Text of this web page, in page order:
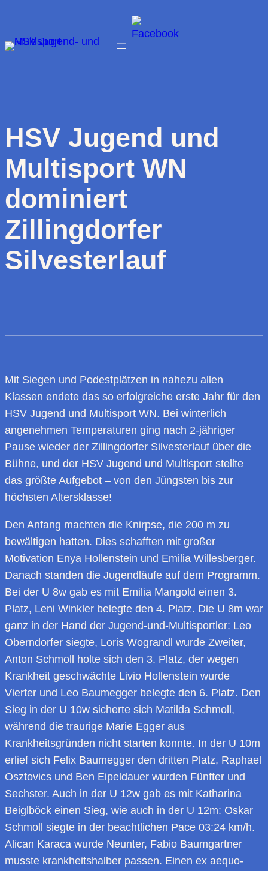
springen
HSV Jugend und
Multisport WN
dominiert
Zillingdorfer
Silvesterlauf
Mit Siegen und Podestplätzen in nahezu allen
Klassen endete das so erfolgreiche erste Jahr für den
HSV Jugend und Multisport WN. Bei winterlich
angenehmen Temperaturen ging nach 2-jähriger
Pause wieder der Zillingdorfer Silvesterlauf über die
Bühne, und der HSV Jugend und Multisport stellte
das größte Aufgebot – von den Jüngsten bis zur
höchsten Altersklasse!
Den Anfang machten die Knirpse, die 200 m zu
bewältigen hatten. Dies schafften mit großer
Motivation Enya Hollenstein und Emilia Willesberger.
Danach standen die Jugendläufe auf dem Programm.
Bei der U 8w gab es mit Emilia Mangold einen 3.
Platz, Leni Winkler belegte den 4. Platz. Die U 8m war
ganz in der Hand der Jugend-und-Multisportler: Leo
Oberndorfer siegte, Loris Wograndl wurde Zweiter,
Anton Schmoll holte sich den 3. Platz, der wegen
Krankheit geschwächte Livio Hollenstein wurde
Vierter und Leo Baumegger belegte den 6. Platz. Den
Sieg in der U 10w sicherte sich Matilda Schmoll,
während die traurige Marie Egger aus
Krankheitsgründen nicht starten konnte. In der U 10m
erlief sich Felix Baumegger den dritten Platz, Raphael
Osztovics und Ben Eipeldauer wurden Fünfter und
Sechster. Auch in der U 12w gab es mit Katharina
Beiglböck einen Sieg, wie auch in der U 12m: Oskar
Schmoll siegte in der beachtlichen Pace 03:24 km/h.
Alican Karaca wurde Neunter, Fabio Baumgartner
musste krankheitshalber passen. Einen ex aequo-